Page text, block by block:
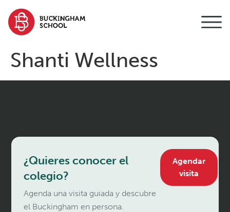
contenido
Shanti Wellness
¿Quieres conocer el
colegio?
Agenda una visita guiada y descubre
el Buckingham en persona.
Agendar
visita